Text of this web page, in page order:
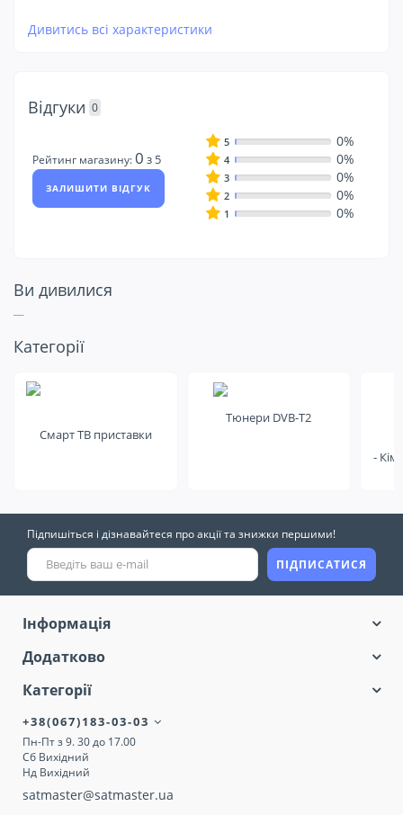
Дивитись всі характеристики
Відгуки 0
Рейтинг магазину:0 з 5
ЗАЛИШИТИ ВІДГУК
5 0%
4 0%
3 0%
2 0%
1 0%
Ви дивилися
Подивіться ще
на це
Категорії
Смарт ТВ приставки
Тюнери DVB-T2
-
Підпишіться і дізнавайтеся про акції та знижки першими!
ПІДПИСАТИСЯ
Інформація
Додатково
Категорії
+38(067)183-03-03
Пн-Пт з 9. 30 до 17.00
Сб Вихідний
Нд Вихідний
satmaster@satmaster.ua